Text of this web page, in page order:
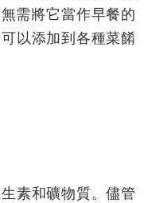
需將它當作早餐的
以添加到各種菜餚
素和礦物質。儘管